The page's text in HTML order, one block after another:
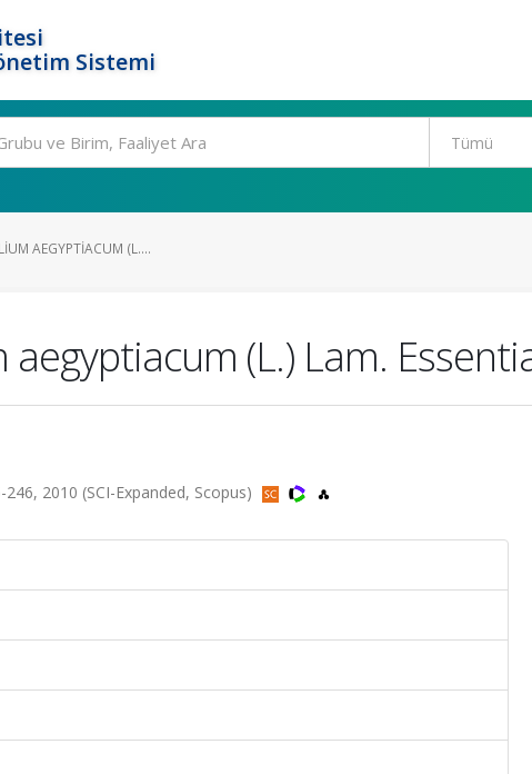
Sistemi
AEGYPTIACUM (L....
(L.) Lam.
246, 2010 (SCI-Expanded, Scopus)